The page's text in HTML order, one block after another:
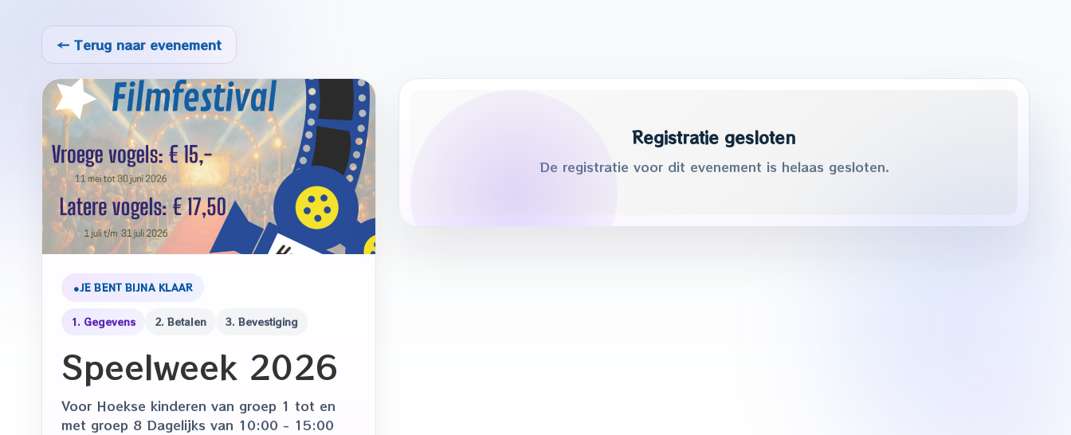
← Terug naar evenement
JE BENT BIJNA KLAAR
1. Gegevens 2. Betalen 3. Bevestiging
Speelweek 2026
Voor Hoekse kinderen van groep 1 tot en
met groep 8 Dagelijks van 10:00 - 15:00
Registratie gesloten
De registratie voor dit evenement is helaas gesloten.